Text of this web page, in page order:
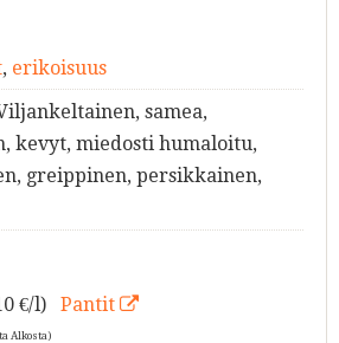
, erikoisuus
samea,
kevyt, miedosti humaloitu,
greippinen, persikkainen,
€/l) Pantit
Alkosta)